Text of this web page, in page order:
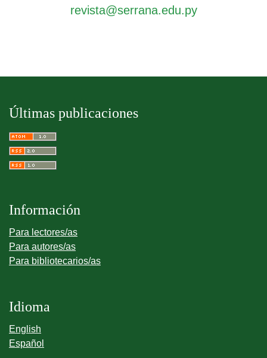
revista@serrana.edu.py
Últimas publicaciones
Información
Para lectores/as
Para autores/as
Para bibliotecarios/as
Idioma
English
Español